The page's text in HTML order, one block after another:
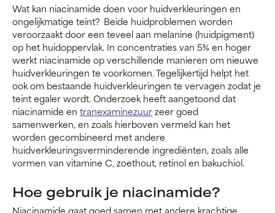
Wat kan niacinamide doen voor huidverkleuringen en
ongelijkmatige teint? Beide huidproblemen worden
veroorzaakt door een teveel aan melanine (huidpigment)
op het huidoppervlak. In concentraties van 5% en hoger
werkt niacinamide op verschillende manieren om nieuwe
huidverkleuringen te voorkomen. Tegelijkertijd helpt het
ook om bestaande huidverkleuringen te vervagen zodat je
teint egaler wordt. Onderzoek heeft aangetoond dat
niacinamide en tranexaminezuurzeer goed
samenwerken, en zoals hierboven vermeld kan het
worden gecombineerd met andere
huidverkleuringsverminderende ingrediënten, zoals alle
vormen van vitamine C, zoethout, retinol en bakuchiol.
Hoe gebruik je niacinamide?